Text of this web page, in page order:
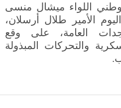
اللواء ميشال منسى
الأمير طلال أرسلان،
العامة، على وقع
والتحركات المبذولة
.